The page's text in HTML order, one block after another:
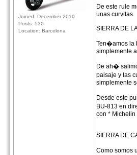
Joined: December 2010
Posts: 530
Location: Barcelona
De este rule
unas curvitas.
SIERRA DE
Ten�amos la
simplemente
De ah�
paisaje y las
simplemente
Desde este
BU-813 en
con *
SIERRA DE
Como somos